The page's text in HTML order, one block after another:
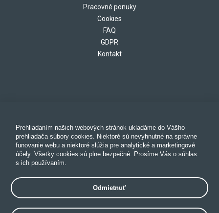
Pracovné ponuky
Cookies
FAQ
GDPR
Kontakt
Prehliadaním našich webových stránok ukladáme do Vášho
prehliadača súbory cookies. Niektoré sú nevyhnutné na správne
funovanie webu a niektoré slúžia pre analytické a marketingové
účely. Všetky cookies sú plne bezpečné. Prosíme Vás o súhlas
s ich používaním.
Odmietnuť